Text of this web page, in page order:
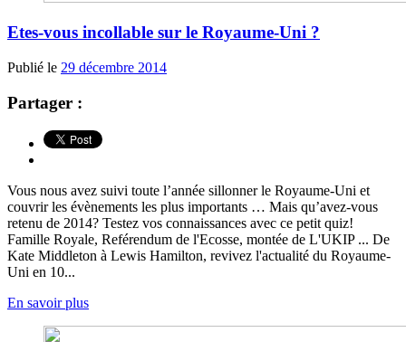
Etes-vous incollable sur le Royaume-Uni ?
Publié le 29 décembre 2014
Partager :
Vous nous avez suivi toute l’année sillonner le Royaume-Uni et
couvrir les évènements les plus importants … Mais qu’avez-vous
retenu de 2014? Testez vos connaissances avec ce petit quiz!
Famille Royale, Reférendum de l'Ecosse, montée de L'UKIP ... De
Kate Middleton à Lewis Hamilton, revivez l'actualité du Royaume-
Uni en 10...
En savoir plus